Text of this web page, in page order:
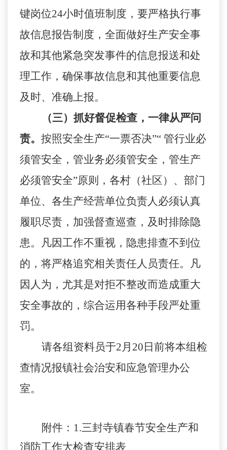
键岗位24小时值班制度，要严格执行事
故信息报告制度，全面做好生产安全事
故和其他紧急突发事件的信息报送和处
理工作，确保事故信息和其他重要信息
及时、准确上报。
（三）抓好督促检查，一律从严问
责。 按照安全生产“一票否决”“ 管行业必
须管安全，管业务必须管安全，管生产
必须管安全”原则，各村（社区）、部门
单位、各生产经营单位负责人必须认真
履职尽责，加强督查巡查，及时排除隐
患。凡因工作不重视，隐患排查不到位
的，将严格追究相关责任人员责任。凡
因人为，尤其是对拒不整改而造成重大
安全事故的，综合运用各种手段严处重
罚。
请各组资料员于2月20 日前将本组检
查情况报镇社会治安和应急管理办公
室。
附件： 1.三封寺镇春节安全生产和
消防工作大检查安排表